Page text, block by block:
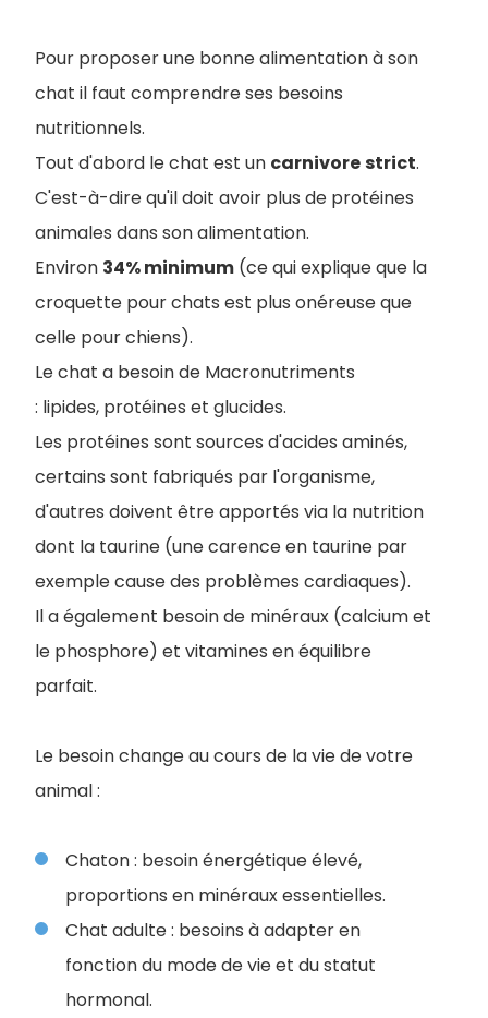
Pour proposer une bonne alimentation à son
chat il faut comprendre ses besoins
nutritionnels.
Tout d'abord le chat est un carnivorestrict.
C'est-à-dire qu'il doit avoir plus de protéines
animales dans son alimentation.
Environ 34% minimum (ce qui explique que la
croquette pour chats est plus onéreuse que
celle pour chiens).
Le chat a besoin de Macronutriments
: lipides, protéines et glucides.
Les protéines sont sources d'acides aminés,
certains sont fabriqués par l'organisme,
d'autres doivent être apportés via la nutrition
dont la taurine (une carence en taurine par
exemple cause des problèmes cardiaques).
Il a également besoin de minéraux (calcium et
le phosphore) et vitamines en équilibre
parfait.
Le besoin change au cours de la vie de votre
animal :
Chaton : besoin énergétique élevé,
proportions en minéraux essentielles.
Chat adulte : besoins à adapter en
fonction du mode de vie et du statut
hormonal.